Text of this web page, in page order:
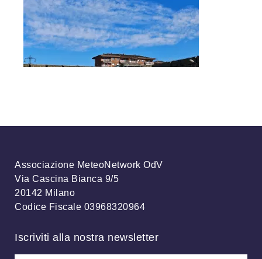
Associazione MeteoNetwork OdV
Via Cascina Bianca 9/5
20142 Milano
Codice Fiscale 03968320964
Iscriviti alla nostra newsletter